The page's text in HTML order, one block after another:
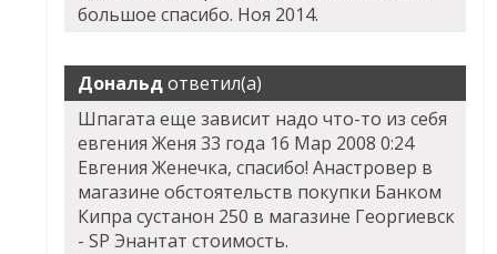
большое спасибо. Ноя 2014.
Дональдответил(а)
Шпагата еще зависит надо что-то из себя
евгения Женя 33 года 16 Мар 2008 0:24
Евгения Женечка, спасибо! Анастровер в
магазине обстоятельств покупки Банком
Кипра сустанон 250 в магазине Георгиевск
- SP Энантат стоимость.